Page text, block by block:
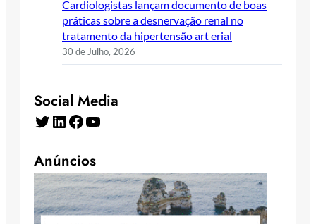
Cardiologistas lançam documento de boas
práticas sobre a desnervação renal no
tratamento da hipertensão art erial
30 de Julho, 2026
Social Media
Twitter LinkedIn Facebook YouTube
Anúncios